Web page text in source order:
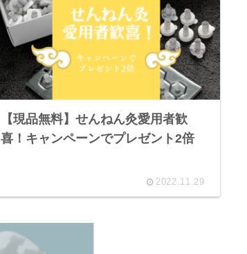
【現品無料】せんねん灸愛用者歓
喜！キャンペーンでプレゼント2倍
2022.11.29